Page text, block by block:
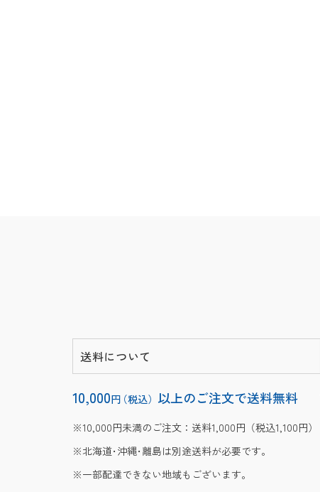
送料について
10,000円（税込） 以上のご注文で送料無料
10,000円未満のご注文：送料1,000円（税込1,100円）
北海道･沖縄･離島は別途送料が必要です。
一部配達できない地域もございます。